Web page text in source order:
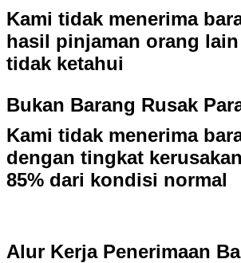
Kami tidak menerima
hasil pinjaman orang
tidak ketahui
Bukan Barang Rusak
Kami tidak menerima
dengan tingkat
85% dari kondisi normal
Alur Kerja Penerimaan